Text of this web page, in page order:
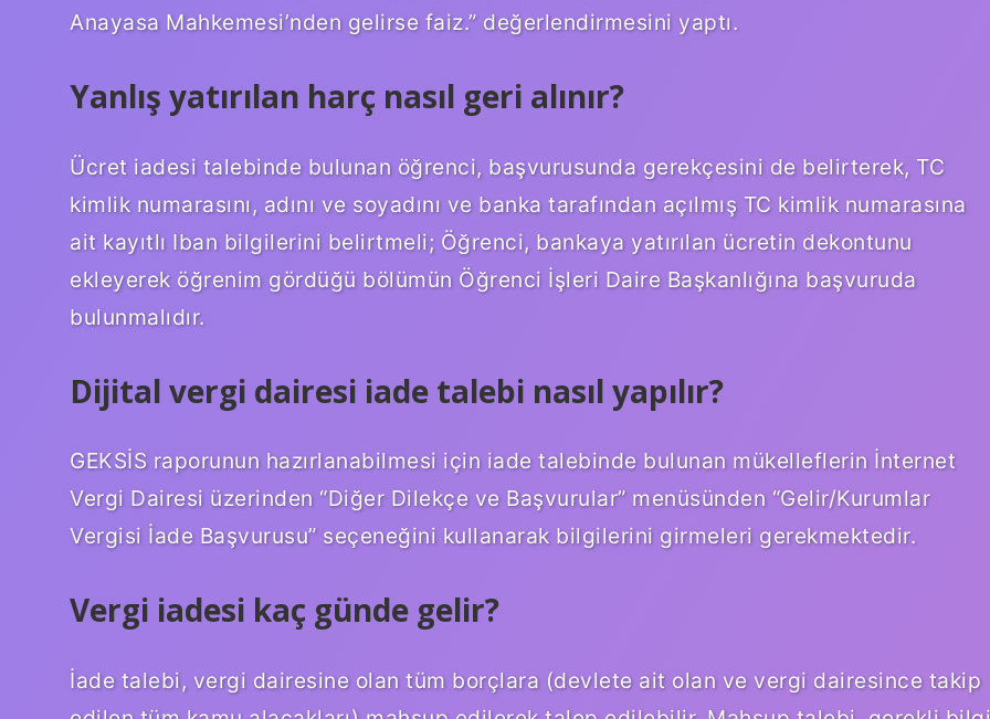
Anayasa Mahkemesi’nden gelirse faiz.” değerlendirmesini yaptı.
Yanlış yatırılan harç nasıl geri alınır?
Ücret iadesi talebinde bulunan öğrenci, başvurusunda gerekçesini de belirterek, TC
kimlik numarasını, adını ve soyadını ve banka tarafından açılmış TC kimlik numarasına
ait kayıtlı Iban bilgilerini belirtmeli; Öğrenci, bankaya yatırılan ücretin dekontunu
ekleyerek öğrenim gördüğü bölümün Öğrenci İşleri Daire Başkanlığına başvuruda
bulunmalıdır.
Dijital vergi dairesi iade talebi nasıl yapılır?
GEKSİS raporunun hazırlanabilmesi için iade talebinde bulunan mükelleflerin İnternet
Vergi Dairesi üzerinden “Diğer Dilekçe ve Başvurular” menüsünden “Gelir/Kurumlar
Vergisi İade Başvurusu” seçeneğini kullanarak bilgilerini girmeleri gerekmektedir.
Vergi iadesi kaç günde gelir?
İade talebi, vergi dairesine olan tüm borçlara (devlete ait olan ve vergi dairesince takip